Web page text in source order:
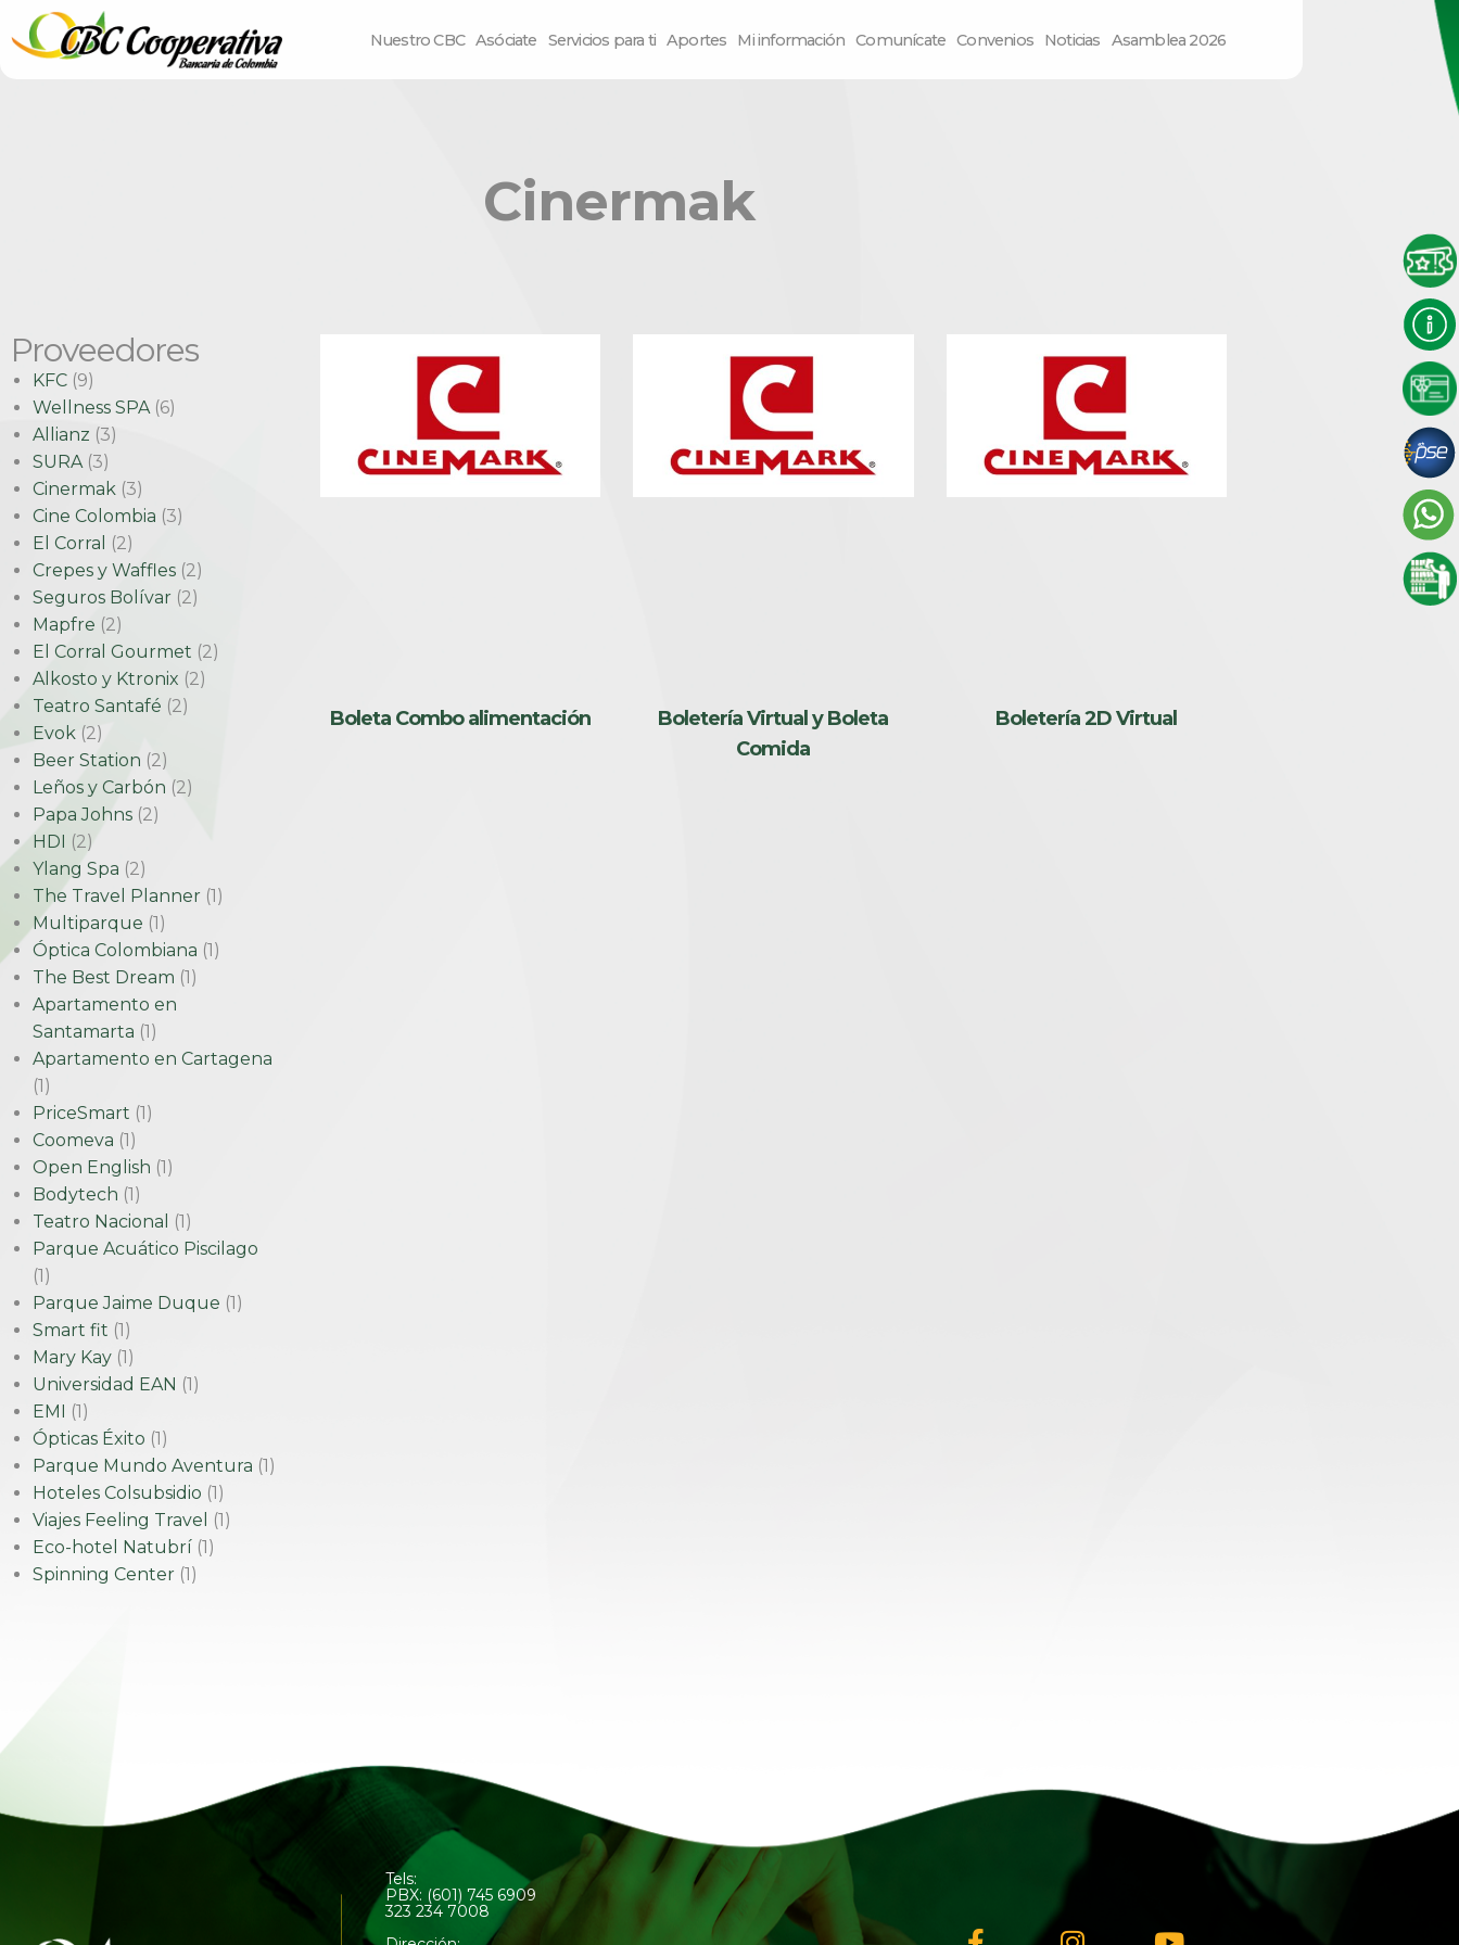
Nuestro CBC Asóciate Servicios para ti Aportes Mi información Comunícate Convenios Noticias Asamblea 2026
Cinermak
Proveedores
KFC (9)
Wellness SPA(6)
Allianz (3)
SURA(3)
Cinermak (3)
Cine Colombia (3)
El Corral
(2)
Crepes y Waffles (2)
Seguros Bolívar (2)
Mapfre (2)
El Corral Gourmet (2)
Alkosto y Ktronix (2)
Teatro Santafé (2)
Evok (2)
Beer Station (2)
Leños y Carbón (2)
Papa Johns (2)
HDI
(2)
Ylang Spa (2)
The Travel Planner (1)
Multiparque (1)
Óptica Colombiana (1)
The Best Dream (1)
Apartamento en
Santamarta (1)
Apartamento en Cartagena
(1)
PriceSmart (1)
Coomeva (1)
Open English (1)
Bodytech (1)
Teatro Nacional
(1)
Parque Acuático Piscilago
(1)
Parque Jaime Duque (1)
Smart fit (1)
Mary Kay (1)
Universidad EAN (1)
EMI
(1)
Ópticas Éxito (1)
Parque Mundo Aventura (1)
Hoteles Colsubsidio (1)
Viajes Feeling Travel
(1)
Eco-hotel Natubrí (1)
Spinning Center (1)
Boleta Combo alimentación
Boletería Virtual y Boleta
Comida
Boletería 2D Virtual
Tels:
PBX: (601) 745 6909
323 234 7008
Facebook-InstagramYoutube